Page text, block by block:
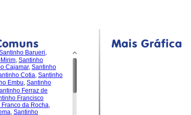
Barueri,
, Santinho
Cajamar, Santinho
Cotia, Santinho
Embu, Santinho
Ferraz de
Francisco
da Rocha,
, Santinho
Mais Gráfica